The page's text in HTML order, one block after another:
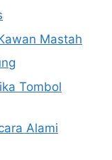
Mastah
Tombol
Alami